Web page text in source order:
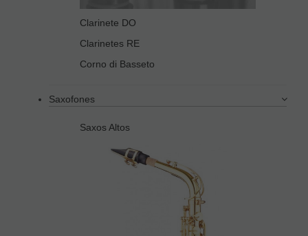
Clarinete DO
Clarinetes RE
Corno di Basseto
Saxofones
Saxos Altos